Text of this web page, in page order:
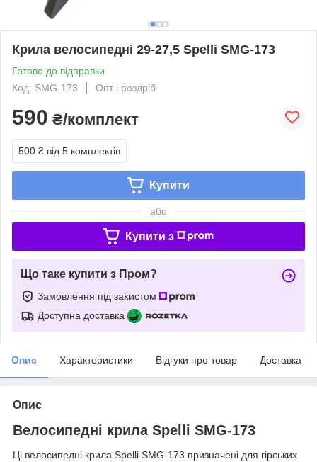
Крила велосипедні 29-27,5 Spelli SMG-173
Готово до відправки
Код: SMG-173
Опт і роздріб
590 ₴/комплект
500 ₴ від 5 комплектів
Купити
або
Купити з
Що таке купити з Пром?
Замовлення під захистом
Доступна доставка
Опис Характеристики Відгуки про товар Доставка
Опис
Велосипедні крила Spelli SMG-173
Ці велосипедні крила Spelli SMG-173 призначені для гірських